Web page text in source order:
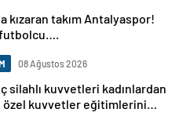
kızaran takım Antalyaspor!
futbolcu….
08 Ağustos 2026
silahlı kuvvetleri kadınlardan
özel kuvvetler eğitimlerini